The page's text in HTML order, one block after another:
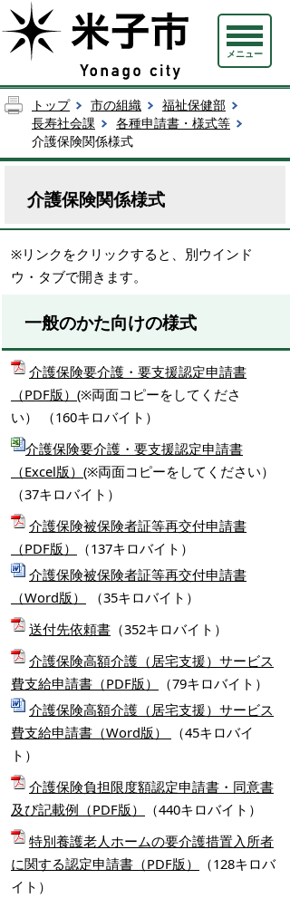
メニュー
トップ 市の組織
福祉保健部
長寿社会課
各種申請書・様式等
介護保険関係様式
介護保険関係様式
※リンクをクリックすると、別ウインド
ウ・タブで開きます。
一般のかた向けの様式
介護保険要介護・要支援認定申請書
（PDF版） (※両面コピーをしてくださ
い） （160キロバイト）
介護保険要介護・要支援認定申請書
（Excel版） (※両面コピーをしてください）
（37キロバイト）
介護保険被保険者証等再交付申請書
（PDF版）
（137キロバイト）
介護保険被保険者証等再交付申請書
（Word版）
（35キロバイト）
送付先依頼書 （352キロバイト）
介護保険高額介護（居宅支援）サービス
費支給申請書（PDF版）
（79キロバイト）
介護保険高額介護（居宅支援）サービス
費支給申請書（Word版）
（45キロバイ
ト）
介護保険負担限度額認定申請書・同意書
及び記載例（PDF版）
（440キロバイト）
特別養護老人ホームの要介護措置入所者
に関する認定申請書（PDF版）
（128キロバ
イト）